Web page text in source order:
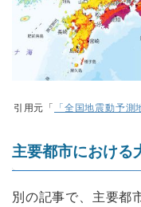
引用元「 「全国地震動予
主要都市における
別の記事で、主要都